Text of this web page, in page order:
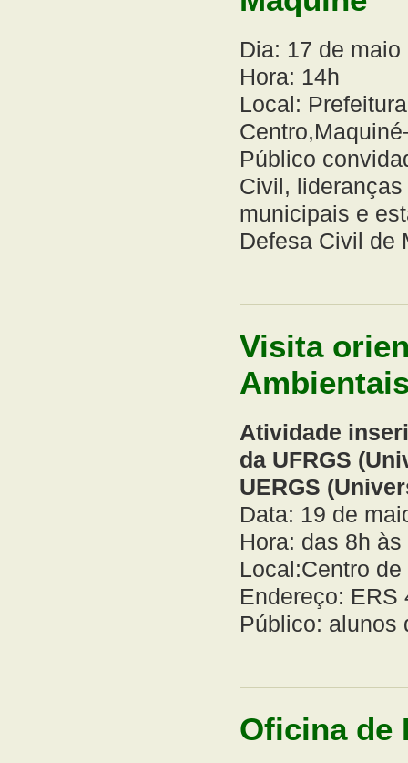
Dia: 17 de maio
Hora: 14h
Local:
Público
Civil,
municipais e
Defesa Civil de
Visita
Atividade
da UFRGS
UERGS
Data: 19 de
Hora: das 8h às
Local:Centro
Endereço: ERS
Público: alunos
Oficina de